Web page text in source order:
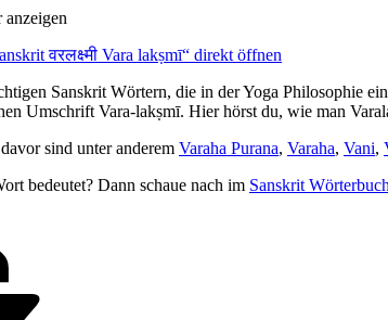
वरलक्ष्मी Vara lakṣmī“ direkt öffnen
Sanskrit Wörtern, die in der Yoga Philosophie
Umschrift Vara-lakṣmī. Hier hörst du, wie man
sind unter anderem Varaha Purana, Varaha, Vani,
bedeutet? Dann schaue nach im Sanskrit Wörterbuch